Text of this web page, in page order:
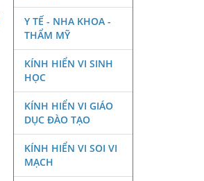
Y TẾ - NHA KHOA -
THẨM MỸ
KÍNH HIỂN VI SINH
HỌC
KÍNH HIỂN VI GIÁO
DỤC ĐÀO TẠO
KÍNH HIỂN VI SOI VI
MẠCH